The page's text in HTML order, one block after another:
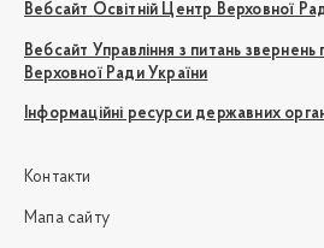
Вебсайт Освітній Центр Верховної
Вебсайт Управління з питань
Верховної Ради України
Інформаційні ресурси державних
Контакти
Мапа сайту